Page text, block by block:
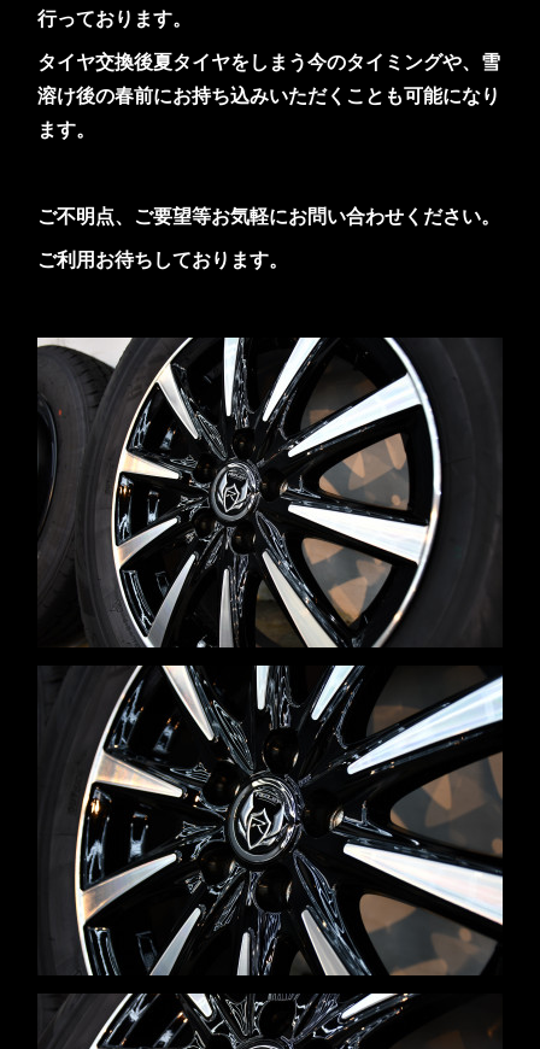
行っております。
タイヤ交換後夏タイヤをしまう今のタイミングや、雪
溶け後の春前にお持ち込みいただくことも可能になり
ます。
ご不明点、ご要望等お気軽にお問い合わせください。
ご利用お待ちしております。